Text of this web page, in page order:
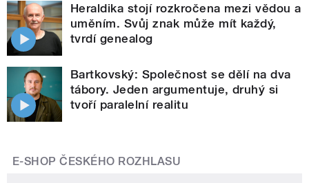
Heraldika stojí rozkročena mezi vědou a
uměním. Svůj znak může mít každý,
tvrdí genealog
Bartkovský: Společnost se dělí na dva
tábory. Jeden argumentuje, druhý si
tvoří paralelní realitu
E-SHOP ČESKÉHO ROZHLASU